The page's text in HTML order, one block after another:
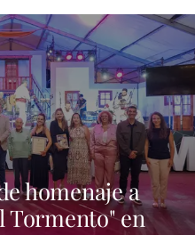
homenaje a
Tormento" en